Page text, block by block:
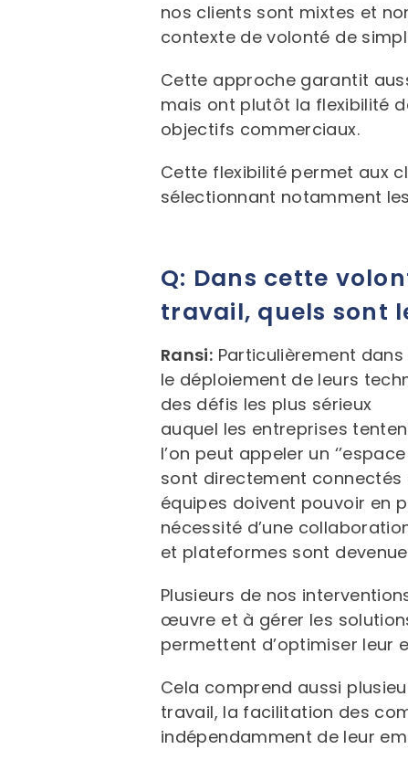
nos clients sont mixtes et
contexte de volonté de
Cette approche garantit
mais ont plutôt la flexibilité
objectifs commerciaux.
Cette flexibilité permet aux
sélectionnant notamment
Q: Dans cette
travail, quels sont
Ransi: Particulièrement
le déploiement de leurs
des défis les plus sérieux
auquel les entreprises
l’on peut appeler un
sont directement connectés
équipes doivent pouvoir en
nécessité d’une
et plateformes sont
Plusieurs de nos
œuvre et à gérer les
permettent d’optimiser leur
Cela comprend aussi
travail, la facilitation des
indépendamment de leur